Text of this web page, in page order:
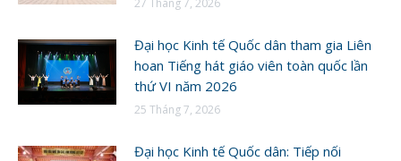
27 Tháng 7, 2026
Đại học Kinh tế Quốc dân tham gia Liên
hoan Tiếng hát giáo viên toàn quốc lần
thứ VI năm 2026
25 Tháng 7, 2026
Đại học Kinh tế Quốc dân: Tiếp nối